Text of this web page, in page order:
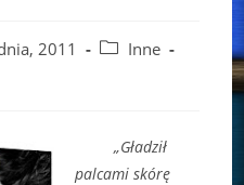
2011
PostInne
„Gładził
palcami skórę